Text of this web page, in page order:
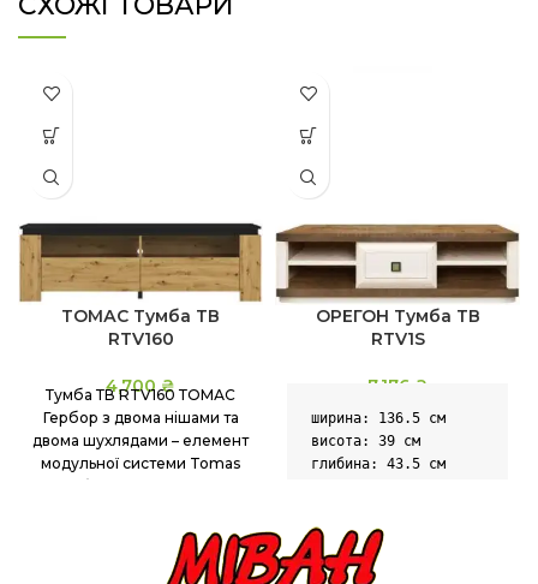
ТОМАС Тумба ТВ
RTV160
4,700₴
Тумба ТВ RTV160 ТОМАС
Гербор з двома нішами та
двома шухлядами – елемент
модульної системи Tomas
ОРЕГОН Тумба ТВ
RTV1S
7,176 ₴
ширина: 136.5 см
висота: 39 см
глибина: 43.5 см